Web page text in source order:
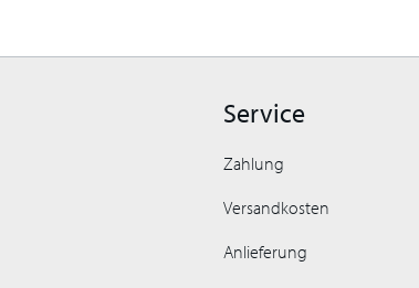
Service
Zahlung
Versandkosten
Anlieferung